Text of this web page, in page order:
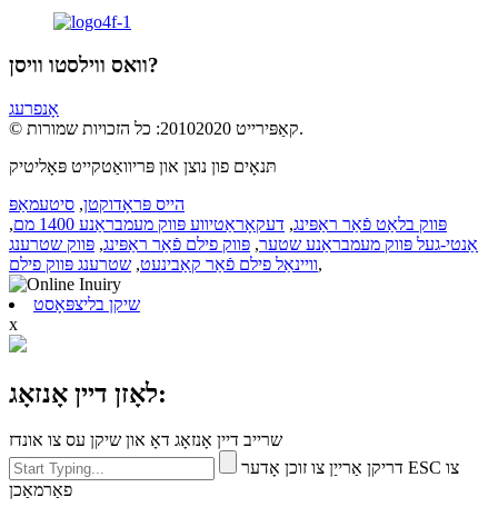
וואס ווילסטו וויסן?
אָנפרעג
© קאַפּירייט 20102020: כל הזכויות שמורות.
תּנאָים פון נוצן און פּריוואַטקייט פּאָליטיק
הייס פּראָדוקטן, סיטעמאַפּ
פּווק בלאַט פֿאַר ראַפּינג, דעקאָראַטיווע פּווק מעמבראַנע 1400 מם
,
אַנטי-געל פּווק מעמבראַנע שטער, פּווק פילם פֿאַר ראַפּינג, פּווק שטרענג
וויינאַל פילם פֿאַר קאַבינעט, שטרענג פּווק פילם ,
שיקן בליצפּאָסט
x
לאָזן דיין אָנזאָג:
שרייב דיין אָנזאָג דאָ און שיקן עס צו אונדז
דריקן אַרייַן צו זוכן אָדער ESC צו
פאַרמאַכן